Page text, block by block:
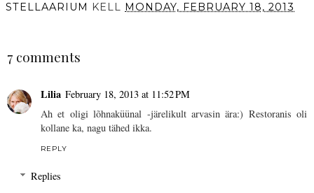
STELLAARIUM KELL MONDAY, FEBRUARY 18, 2013
7 comments
Lilia February 18, 2013 at 11:52 PM
Ah et oligi lõhnaküünal -järelikult arvasin ära:) Restoranis oli
kollane ka, nagu tähed ikka.
REPLY
Replies